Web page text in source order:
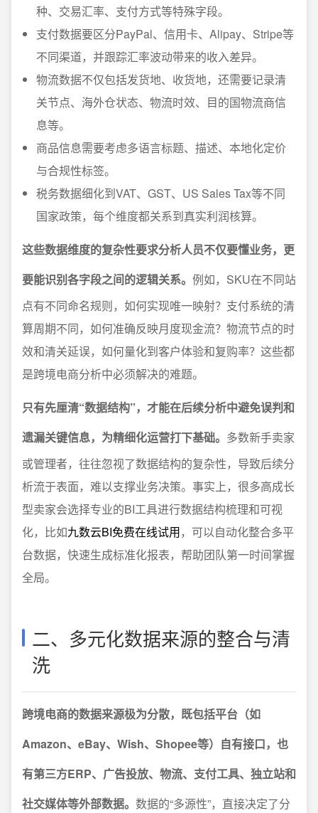
种、交易汇率、支付方式等特殊字段。
支付数据要区分PayPal、信用卡、Alipay、Stripe等
不同渠道，并跟踪汇率波动带来的收入差异。
物流数据不仅包括发货地、收货地，还需要记录清
关节点、海外仓状态、物流时效、目的国物流商信
息等。
商品信息需要考虑多语言标题、描述、本地化定价
与合规性标签。
税务数据细化到VAT、GST、US Sales Tax等不同
国家政策，每个维度都关系到真实利润核算。
这些数据维度的复杂性要求分析人员不仅要懂业务，更
要能识别各字段之间的逻辑关系。 例如，SKU在不同站
点有不同命名规则，如何实现唯一映射？支付系统的清
算周期不同，如何准确反映月度现金流？物流节点的时
效和清关延误，如何量化到客户体验和复购率？这些都
是跨境电商分析中必须解决的难题。
只有先厘清“数据结构”，才能在后续分析中避免误判和
遗漏关键信息，为精细化运营打下基础。 多数新手卖家
或管理者，往往忽视了数据结构的复杂性，导致后续分
析流于表面，难以支撑业务决策。事实上，很多高成长
型卖家会选择专业的BI工具进行数据结构梳理和可视
化，比如九数云BI免费在线试用，可以自动化整合多平
台数据，快速生成标准化报表，帮助团队第一时间掌握
全局。
二、多元化数据来源的整合与清
洗
跨境电商的数据来源极为分散，既包括平台（如
Amazon、eBay、Wish、Shopee等）自有接口，也
有第三方ERP、广告投放、物流、支付工具、独立站和
社交媒体等外部数据。 数据的“多源性”，直接决定了分